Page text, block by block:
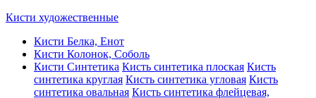
Кисти художественные
Кисти Белка, Енот
Кисти Колонок, Соболь
Кисти Синтетика Кисть синтетика плоская Кисть
синтетика круглая Кисть синтетика угловая Кисть
синтетика овальная Кисть синтетика флейцевая,